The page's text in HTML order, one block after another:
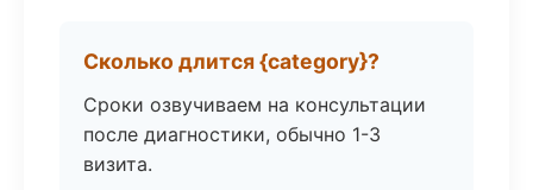
Сколько длится {category}?
Сроки озвучиваем на консультации
после диагностики, обычно 1-3
визита.